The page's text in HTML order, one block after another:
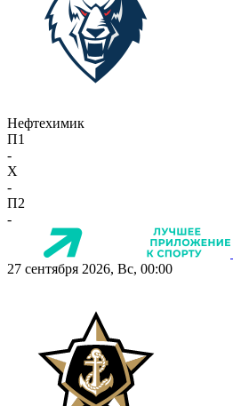
Нефтехимик
П1
-
X
-
П2
-
27 сентября 2026, Вс, 00:00